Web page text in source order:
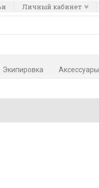
Личный кабинет
Экипировка Аксессуары